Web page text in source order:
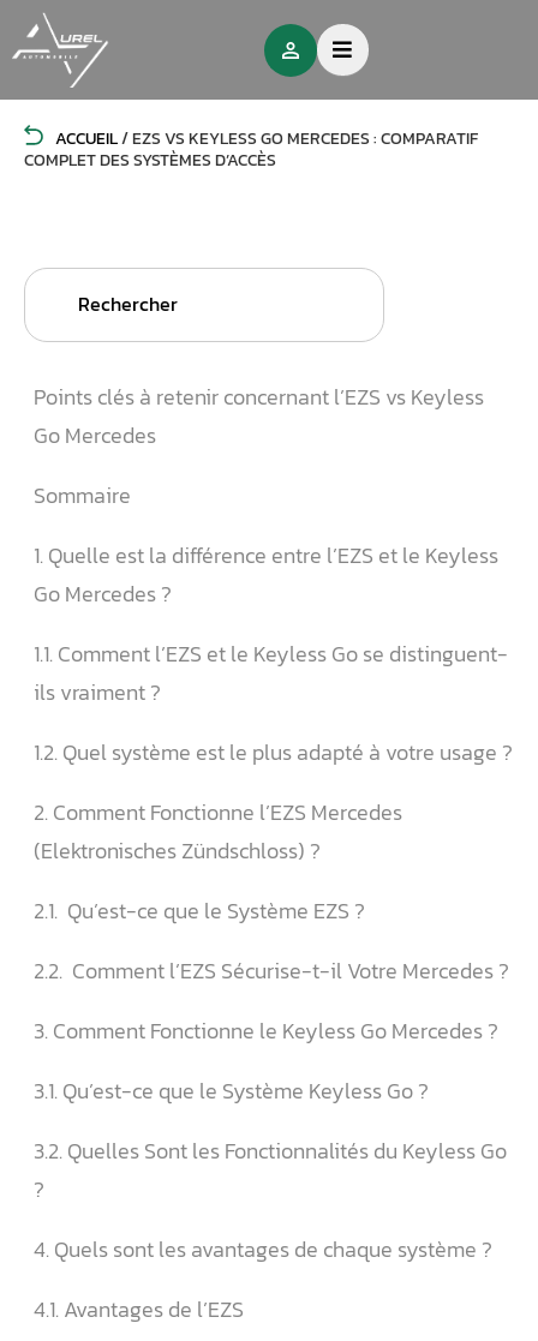
ACCUEIL/EZS VS KEYLESS GO MERCEDES : COMPARATIF
COMPLET DES SYSTÈMES D’ACCÈS
Search
Points clés à retenir concernant l’EZS vs Keyless
Go Mercedes
Sommaire
1. Quelle est la différence entre l’EZS et le Keyless
Go Mercedes ?
1.1. Comment l’EZS et le Keyless Go se distinguent-
ils vraiment ?
1.2. Quel système est le plus adapté à votre usage ?
2. Comment Fonctionne l’EZS Mercedes
(Elektronisches Zündschloss) ?
2.1. ️ Qu’est-ce que le Système EZS ?
2.2. ️ Comment l’EZS Sécurise-t-il Votre Mercedes ?
3. Comment Fonctionne le Keyless Go Mercedes ?
3.1. Qu’est-ce que le Système Keyless Go ?
3.2. Quelles Sont les Fonctionnalités du Keyless Go
?
4. Quels sont les avantages de chaque système ?
4.1. Avantages de l’EZS